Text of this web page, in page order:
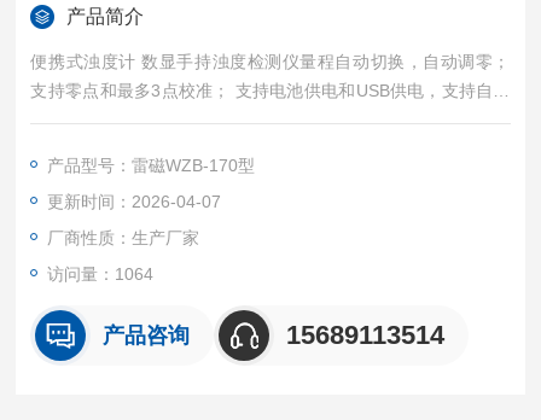
产品简介
便携式浊度计 数显手持浊度检测仪量程自动切换，自动调零；
支持零点和最多3点校准； 支持电池供电和USB供电，支持自动
关机
产品型号：雷磁WZB-170型
更新时间：2026-04-07
厂商性质：生产厂家
访问量：1064
产品咨询 15689113514